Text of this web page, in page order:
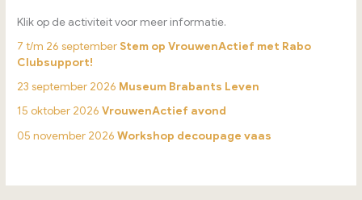
Klik op de activiteit voor meer informatie.
7 t/m 26 septemberStem op VrouwenActief met Rabo
Clubsupport!
23 september 2026 Museum Brabants Leven
15 oktober 2026VrouwenActief avond
05 november 2026Workshop decoupage vaas